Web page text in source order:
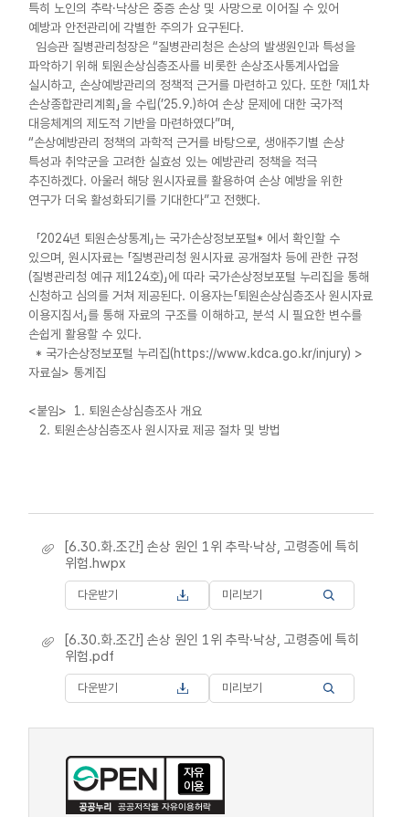
특히 노인의 추락·낙상은 중증 손상 및 사망으로 이어질 수 있어
예방과 안전관리에 각별한 주의가 요구된다.
임승관 질병관리청장은 “질병관리청은 손상의 발생원인과 특성을
파악하기 위해 퇴원손상심층조사를 비롯한 손상조사통계사업을
실시하고, 손상예방관리의 정책적 근거를 마련하고 있다. 또한 「제1차
손상종합관리계획」을 수립(’25.9.)하여 손상 문제에 대한 국가적
대응체계의 제도적 기반을 마련하였다”며,
“손상예방관리 정책의 과학적 근거를 바탕으로, 생애주기별 손상
특성과 취약군을 고려한 실효성 있는 예방관리 정책을 적극
추진하겠다. 아울러 해당 원시자료를 활용하여 손상 예방을 위한
연구가 더욱 활성화되기를 기대한다”고 전했다.
「2024년 퇴원손상통계」는 국가손상정보포털* 에서 확인할 수
있으며, 원시자료는 「질병관리청 원시자료 공개절차 등에 관한 규정
(질병관리청 예규 제124호)」에 따라 국가손상정보포털 누리집을 통해
신청하고 심의를 거쳐 제공된다. 이용자는「퇴원손상심층조사 원시자료
이용지침서」를 통해 자료의 구조를 이해하고, 분석 시 필요한 변수를
손쉽게 활용할 수 있다.
* 국가손상정보포털 누리집(https://www.kdca.go.kr/injury) >
자료실> 통계집
<붙임> 1. 퇴원손상심층조사 개요
2. 퇴원손상심층조사 원시자료 제공 절차 및 방법
[6.30.화.조간] 손상 원인 1위 추락·낙상, 고령층에 특히
위험.hwpx
다운받기 미리보기
[6.30.화.조간] 손상 원인 1위 추락·낙상, 고령층에 특히
위험.pdf
다운받기 미리보기